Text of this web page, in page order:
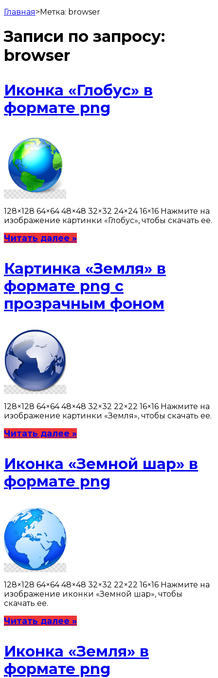
Главная>Метка: browser
Записи по запросу:
browser
Иконка «Глобус» в
формате png
128×128 64×64 48×48 32×32 24×24 16×16 Нажмите на
изображение картинки «Глобус», чтобы скачать ее.
Читать далее »
Картинка «Земля» в
формате png с
прозрачным фоном
128×128 64×64 48×48 32×32 22×22 16×16 Нажмите на
изображение картинки «Земля», чтобы скачать ее.
Читать далее »
Иконка «Земной шар» в
формате png
128×128 64×64 48×48 32×32 22×22 16×16 Нажмите на
изображение иконки «Земной шар», чтобы
скачать ее.
Читать далее »
Иконка «Земля» в
формате png